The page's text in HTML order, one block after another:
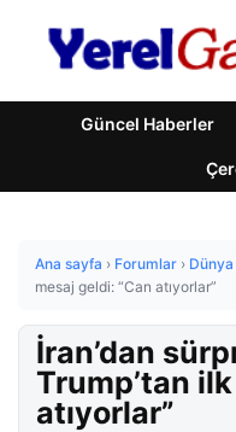
Güncel Haberler
Ana sayfa › Forumlar › Dünya
mesaj geldi: “Can atıyorlar”
İran’dan
Trump’tan
atıyorlar”